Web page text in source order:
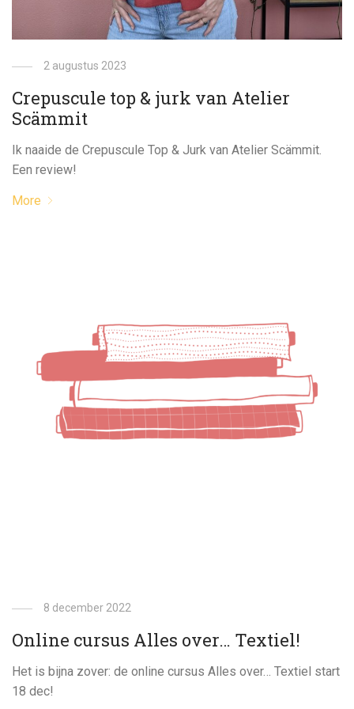
2 augustus 2023
Crepuscule top & jurk van Atelier
Scämmit
Ik naaide de Crepuscule Top & Jurk van Atelier Scämmit.
Een review!
More
8 december 2022
Online cursus Alles over… Textiel!
Het is bijna zover: de online cursus Alles over… Textiel start
18 dec!